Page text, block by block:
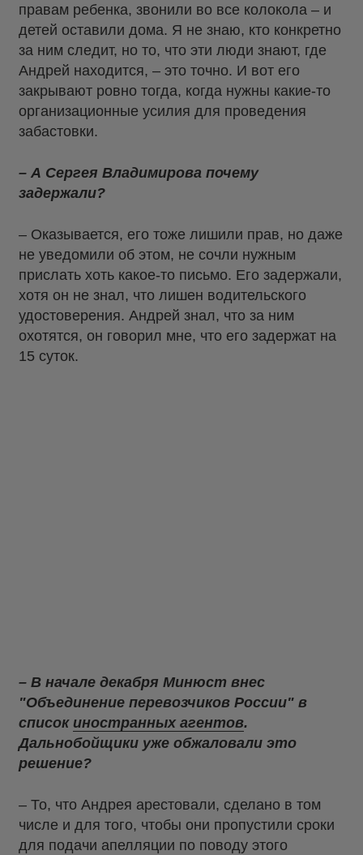
правам ребенка, звонили во все колокола – и
детей оставили дома. Я не знаю, кто конкретно
за ним следит, но то, что эти люди знают, где
Андрей находится, – это точно. И вот его
закрывают ровно тогда, когда нужны какие-то
организационные усилия для проведения
забастовки.
– А Сергея Владимирова почему
задержали?
– Оказывается, его тоже лишили прав, но даже
не уведомили об этом, не сочли нужным
прислать хоть какое-то письмо. Его задержали,
хотя он не знал, что лишен водительского
удостоверения. Андрей знал, что за ним
охотятся, он говорил мне, что его задержат на
15 суток.
– В начале декабря Минюст внес
"Объединение перевозчиков России" в
список иностранных агентов.
Дальнобойщики уже обжаловали это
решение?
– То, что Андрея арестовали, сделано в том
числе и для того, чтобы они пропустили сроки
для подачи апелляции по поводу этого